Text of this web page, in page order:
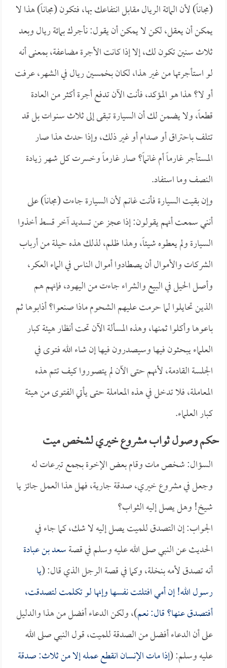
(مجاناً) لأن المائة الريال مقابل انتفاعك بها، فتكون (مجاناً) هذا لا
يمكن أن يعقل، لكن لا يمكن أن يقول: نأجرك بمائة ريال وبعد
ثلاث سنين تكون لك، إلا إذا كانت الأجرة مضاعفة، بمعنى أنه
لو استأجرتها من غير هذا، لكان بخمسين ريال في الشهر، عرفت
أو لا؟ هذا هو المؤكد، فأنت الآن تدفع أجرة أكثر من العادة
قطعاً، ولا يضمن لك أن السيارة تبقى إلى ثلاث سنوات بل قد
تتلف باحتراق أو صدام أو غير ذلك، وإذا حدث هذا صار
المستأجر غارماً أم غانماً؟ صار غارماً وخسرت كل شهر زيادة
النصف وما استفاد.
وإن بقيت السيارة فأنت غانم لأن السيارة جاءت (مجاناً) على
أنني سمعت أنهم يقولون: إذا عجز عن تسديد آخر قسط أخذوا
السيارة ولم يعطوه شيئاً، وهذا ظلم، لذلك هذه حيلة من أرباب
الشركات والأموال أن يصطادوا أموال الناس في الماء العكر،
وأصل الحيل في البيع والشراء جاءت من اليهود، فإنهم هم
الذين تحايلوا لما حرمت عليهم الشحوم ماذا صنعوا؟ أذابوها ثم
باعوها وأكلوا ثمنها، وهذه المسألة الآن تحت أنظار هيئة كبار
العلماء يبحثون فيها وسيصدرون فيها إن شاء الله فتوى في
الجلسة القادمة، لأنهم حتى الآن لم يتصوروا كيف تتم هذه
المعاملة، فلا تدخل في هذه المعاملة حتى يأتي الفتوى من هيئة
كبار العلماء.
حكم وصول ثواب مشروع خيري لشخص ميت
السؤال: شخص مات وقام بعض الإخوة بجمع تبرعات له
وجعل في مشروع خيري، صدقة جارية، فهل هذا العمل جائز يا
شيخ! وهل يصل إليه الثواب؟
الجواب: إن التصدق للميت يصل إليه لا شك، كما جاء في
الحديث عن النبي صلى الله عليه وسلم في قصةسعد بن عبادة
أنه تصدق لأمه بنخلة، وكما في قصة الرجل الذي قال: (يا
رسول الله! إن أمي افتلتت نفسها وإنها لو تكلمت لتصدقت،
أفتصدق عنها؟ قال: نعم)، ولكن الدعاء أفضل من هذا والدليل
على أن الدعاء أفضل من الصدقة للميت، قول النبي صلى الله
عليه وسلم: (إذا مات الإنسان انقطع عمله إلا من ثلاث: صدقة